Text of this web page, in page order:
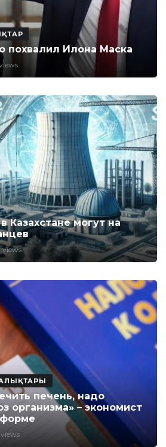
похвалил Илона Маска
Казахстане могут на
views
печень, надо
организма» – экономист